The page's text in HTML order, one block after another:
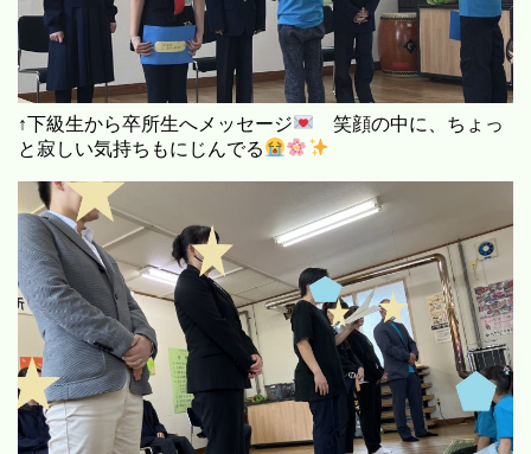
↑下級生から卒所生へメッセージ
笑顔の中に、ちょっ
と寂しい気持ちもにじんでる